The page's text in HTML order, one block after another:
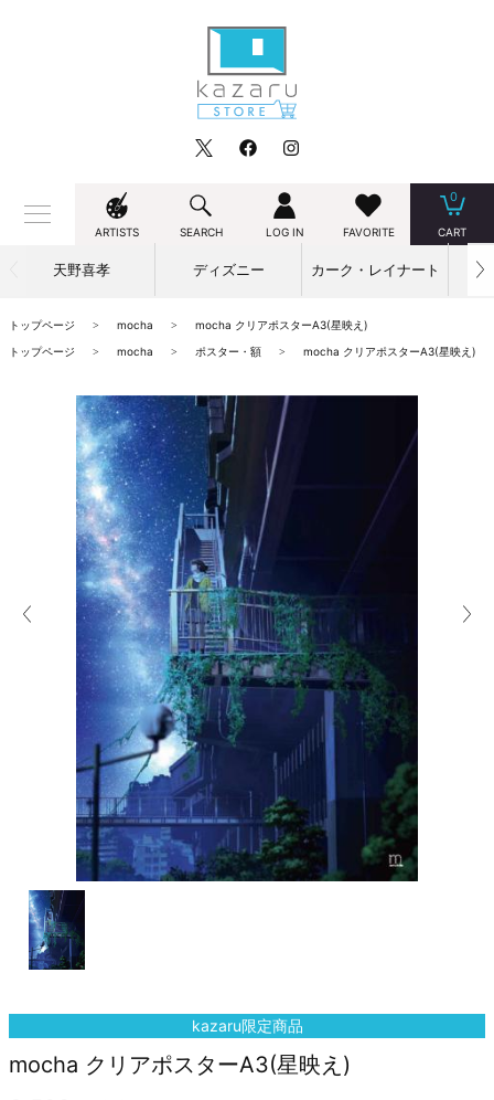
ARTISTS SEARCH LOG IN FAVORITE
0
CART
天野喜孝 ディズニー カーク・レイナート
トップページ mocha
mocha クリアポスターA3(星映え)
トップページ
mocha ポスター・額 mocha クリアポスターA3(星映え)
kazaru限定商品
mocha クリアポスターA3(星映え)